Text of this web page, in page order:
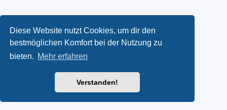
Diese Website nutzt Cookies, um dir den
bestmöglichen Komfort bei der Nutzung zu
bieten. Mehr erfahren
Verstanden!